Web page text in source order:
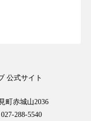
町赤城山2036
288-5540